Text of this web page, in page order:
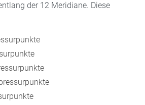
der 12 Meridiane. Diese